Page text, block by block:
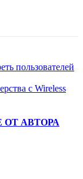
пользователей
с Wireless
ОТ АВТОРА